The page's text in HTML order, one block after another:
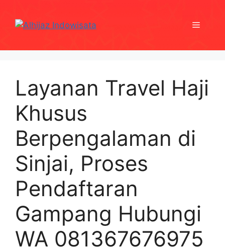
content
Menu
Layanan Travel Haji
Khusus
Berpengalaman di
Sinjai, Proses
Pendaftaran
Gampang Hubungi
WA 081367676975